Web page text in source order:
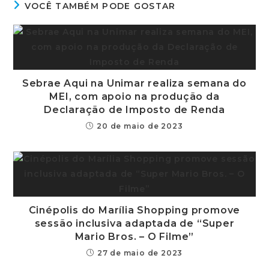
VOCÊ TAMBÉM PODE GOSTAR
Sebrae Aqui na Unimar realiza semana do
MEI, com apoio na produção da
Declaração de Imposto de Renda
20 de maio de 2023
Cinépolis do Marília Shopping promove
sessão inclusiva adaptada de “Super
Mario Bros. – O Filme”
27 de maio de 2023